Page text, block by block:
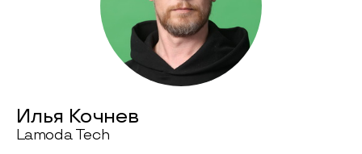
Илья Кочнев
Lamoda Tech